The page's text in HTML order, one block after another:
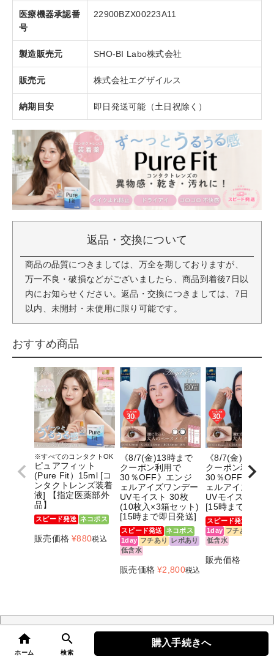
home
ホーム
search
検索
購入手続きへ
医療機器承認番
号
22900BZX00223A11
製造販売元 SHO-BI Labo株式会社
販売元 株式会社エグザイルス
納期目安 即日発送可能（土日祝除く）
返品・交換について
商品の品質につきましては、万全を期しておりますが、
万一不良・破損などがございましたら、商品到着後7日以
内にお知らせください。返品・交換につきましては、7日
以内、未開封・未使用に限り可能です。
おすすめ商品
※すべてのコンタクトOK
ピュアフィット
(Pure Fit）15ml [コ
ンタクトレンズ装着
液] 【指定医薬部外
品】
スピード発送 ネコポス
販売価格 ¥880税込
《8/7(金)13時まで
クーポン利用で
30％OFF》エンジ
ェルアイズワンデー
UVモイスト 30枚
(10枚入×3箱セット)
[15時まで即日発送]
スピード発送 ネコポス
1day フチあり
レポあり
低含水
販売価格 ¥2,800税込
《8/7(金)13時ま
クーポン利用で
30％OFF》エン
ェルアイズワン
UVモイスト 10
[15時まで即日発
スピード発送
1day フチあり
低含水
販売価格
高度管理医療機器等販売業許可について
カラコン通販サイト「angelstyle(エンジェルスタイル)」は、